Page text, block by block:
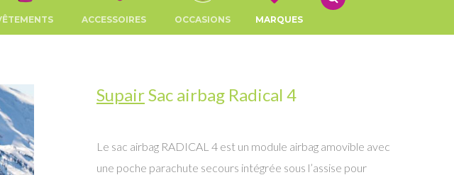
ACCESSOIRES OCCASIONS MARQUES
SupairSac airbag Radical 4
Le sac airbag RADICAL 4 est un module airbag amovible avec
une poche parachute secours intégrée sous l’assise pour